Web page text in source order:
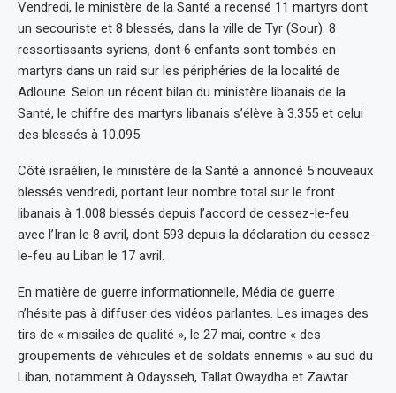
Vendredi, le ministère de la Santé a recensé 11 martyrs dont
un secouriste et 8 blessés, dans la ville de Tyr (Sour). 8
ressortissants syriens, dont 6 enfants sont tombés en
martyrs dans un raid sur les périphéries de la localité de
Adloune. Selon un récent bilan du ministère libanais de la
Santé, le chiffre des martyrs libanais s’élève à 3.355 et celui
des blessés à 10.095.
Côté israélien, le ministère de la Santé a annoncé 5 nouveaux
blessés vendredi, portant leur nombre total sur le front
libanais à 1.008 blessés depuis l’accord de cessez-le-feu
avec l’Iran le 8 avril, dont 593 depuis la déclaration du cessez-
le-feu au Liban le 17 avril.
En matière de guerre informationnelle, Média de guerre
n’hésite pas à diffuser des vidéos parlantes. Les images des
tirs de « missiles de qualité », le 27 mai, contre « des
groupements de véhicules et de soldats ennemis » au sud du
Liban, notamment à Odaysseh, Tallat Owaydha et Zawtar